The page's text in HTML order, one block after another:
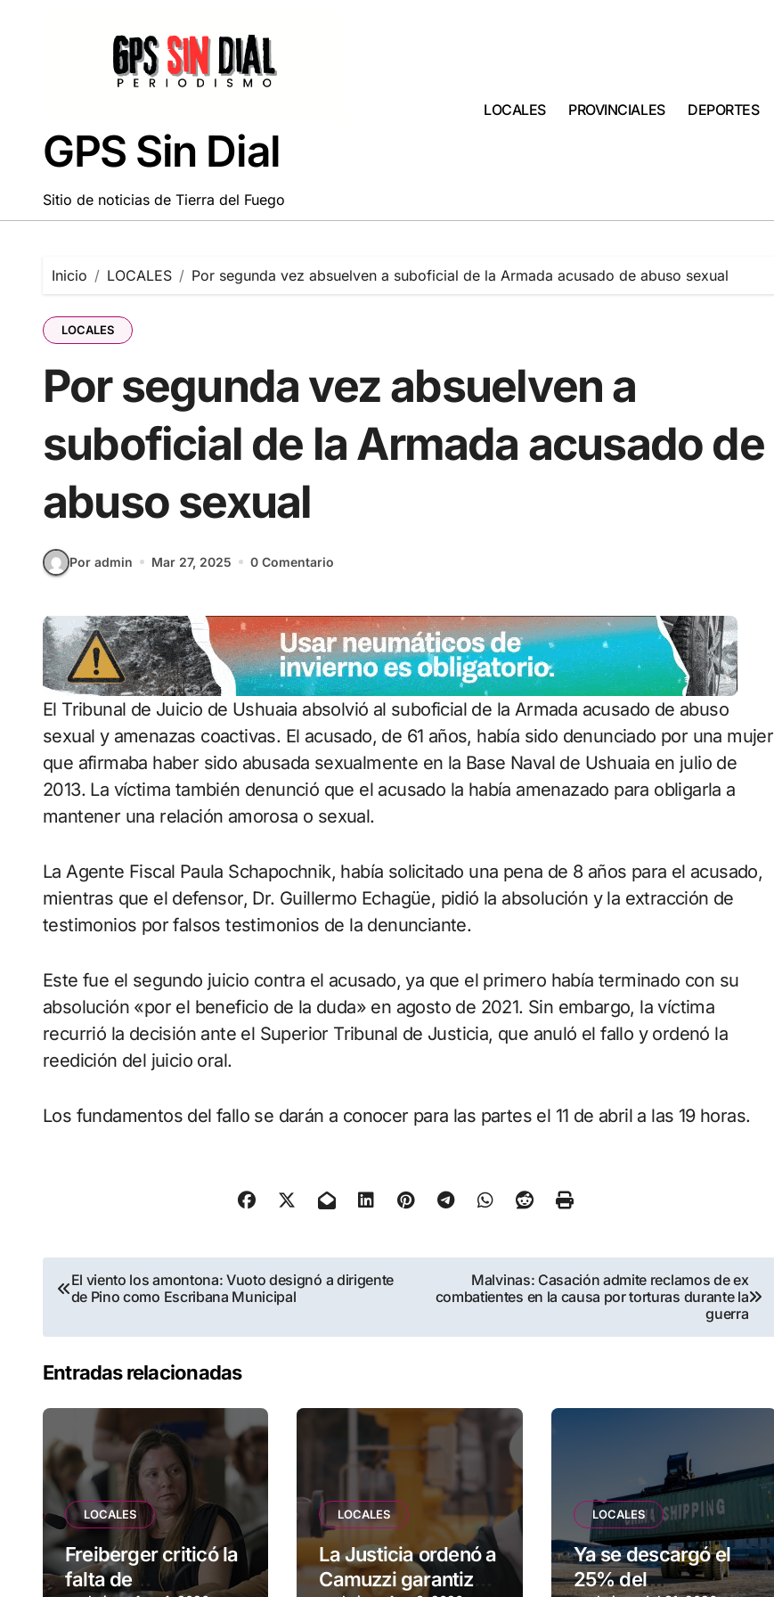
GPS Sin Dial
Sitio de noticias de Tierra del Fuego
LOCALES PROVINCIALES DEPORTES
Inicio LOCALES Por segunda vez absuelven a suboficial de la Armada acusado de abuso sexual
LOCALES
Por segunda vez absuelven a
suboficial de la Armada acusado de
abuso sexual
Por admin Mar 27, 2025 0 Comentario
El Tribunal de Juicio de Ushuaia absolvió al suboficial de la Armada acusado de abuso
sexual y amenazas coactivas. El acusado, de 61 años, había sido denunciado por una mujer
que afirmaba haber sido abusada sexualmente en la Base Naval de Ushuaia en julio de
2013. La víctima también denunció que el acusado la había amenazado para obligarla a
mantener una relación amorosa o sexual.
La Agente Fiscal Paula Schapochnik, había solicitado una pena de 8 años para el acusado,
mientras que el defensor, Dr. Guillermo Echagüe, pidió la absolución y la extracción de
testimonios por falsos testimonios de la denunciante.
Este fue el segundo juicio contra el acusado, ya que el primero había terminado con su
absolución «por el beneficio de la duda» en agosto de 2021. Sin embargo, la víctima
recurrió la decisión ante el Superior Tribunal de Justicia, que anuló el fallo y ordenó la
reedición del juicio oral.
Los fundamentos del fallo se darán a conocer para las partes el 11 de abril a las 19 horas.
Navegación
El viento los amontona: Vuoto designó a dirigente
de Pino como Escribana Municipal
Malvinas: Casación admite reclamos de ex
combatientes en la causa por torturas durante la
guerra
Entradas relacionadas
LOCALES
Freiberger criticó la
falta de
LOCALES
La Justicia ordenó a
Camuzzi garantizar
LOCALES
Ya se descargó el
25% del